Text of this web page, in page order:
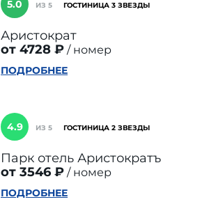
5.0 ИЗ 5 ГОСТИНИЦА 3 ЗВЕЗДЫ
Аристократ
от 4728 ₽
номер
ПОДРОБНЕЕ
4.9 ИЗ 5 ГОСТИНИЦА 2 ЗВЕЗДЫ
Парк отель Аристократъ
от 3546 ₽
номер
ПОДРОБНЕЕ